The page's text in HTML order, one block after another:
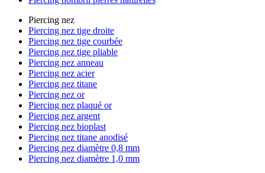
Piercing nez
Piercing nez tige droite
Piercing nez tige courbée
Piercing nez tige pliable
Piercing nez anneau
Piercing nez acier
Piercing nez titane
Piercing nez or
Piercing nez plaqué or
Piercing nez argent
Piercing nez bioplast
Piercing nez titane anodisé
Piercing nez diamètre 0,8 mm
Piercing nez diamètre 1,0 mm